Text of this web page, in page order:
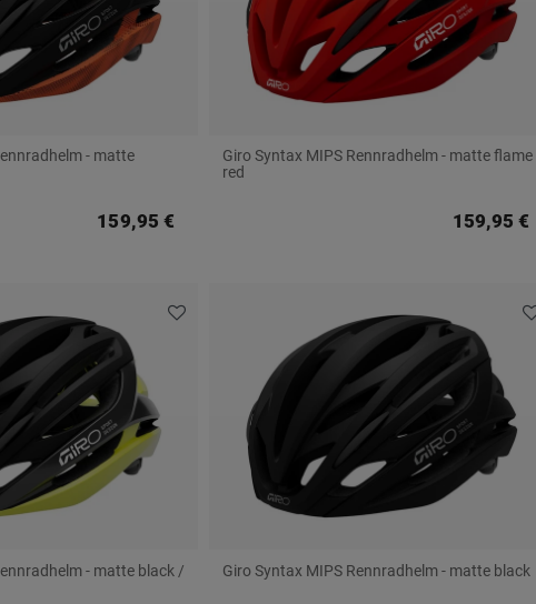
- matte
159,95 €
Giro Syntax MIPS Rennradhelm - matte flame
red
159,95 €
- matte black /
Giro Syntax MIPS Rennradhelm - matte black